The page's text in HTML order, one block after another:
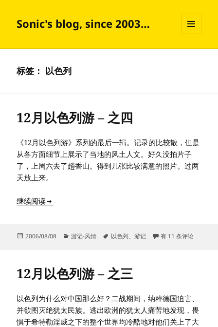
Sonic's blog, since 2003…
挂件
标签： 以色列
12月以色列游 – 之四
《12月以色列游》系列的最后一辑。记录的比较散，但是
从各方面细节上展示了当地的风土人文。好久没拍片子
了，上周六去了趟香山。得到几张比较满意的照片。过两
天放上来。
继续阅读12月以色列游 – 之四
发
2006/08/08
分
游记-风情
标
以色列、游记 12月以色列游 – 之四
有 11 条评论
12月以色列游 – 之三
以色列为什么对中国那么好？二战期间，纳粹德国迫害、
并欲图灭绝犹太民族。逃出欧洲的犹太人痛苦地发现，畏
惧于希特勒淫威之下的整个世界均冷酷地对他们关上了大